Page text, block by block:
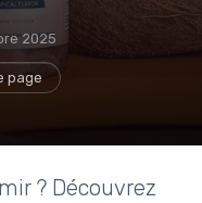
2025
page
? Découvrez